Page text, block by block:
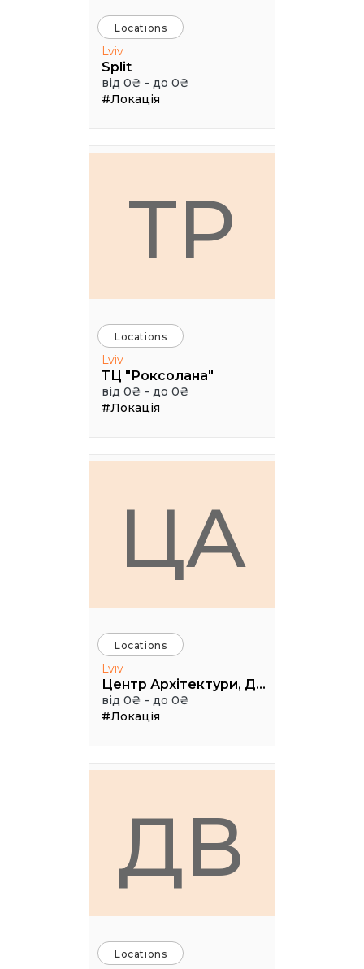
Locations
Lviv
Split
від 0₴ - до 0₴
#Локація
ТР
Locations
Lviv
ТЦ "Роксолана"
від 0₴ - до 0₴
#Локація
ЦА
Locations
Lviv
Центр Архітектури, Дизайну та Урбаністики Порохова ВЕЖА
від 0₴ - до 0₴
#Локація
ДВ
Locations